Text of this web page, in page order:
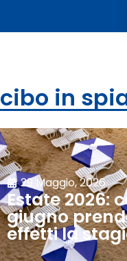
cibo in
29 Maggio, 2026
Estate 2026:
giugno
effetti la